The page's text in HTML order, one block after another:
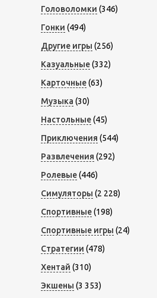
Головоломки (346)
Гонки (494)
Другие игры (256)
Казуальные(332)
Карточные(63)
Музыка (30)
Настольные(45)
Приключения (544)
Развлечения (292)
Ролевые(446)
Симуляторы (2 228)
Спортивные(198)
Спортивные игры (24)
Стратегии (478)
Хентай (310)
Экшены (3 353)